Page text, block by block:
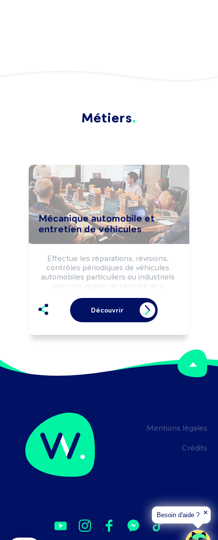
Métiers
Mécanique automobile et
entretien de véhicules
Effectue les réparations, révisions,
contrôles périodiques de véhicules
automobiles particuliers ou industriels
selon les règles de sécurité et la
Peut effectuer des dépannages et des
essais de véhicules sur route.
Peut coordonner une équipe.
Découvrir
Mentions légales
Crédits
Besoin d'aide ? ✕